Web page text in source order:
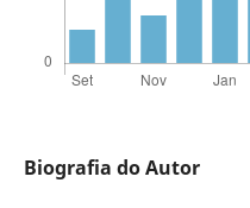
Biografia do Autor